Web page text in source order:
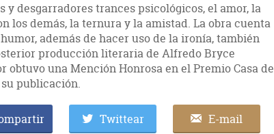
desgarradores trances psicológicos, el amor, la
los demás, la ternura y la amistad. La obra cuenta
además de hacer uso de la ironía, también
producción literaria de Alfredo Bryce
obtuvo una Mención Honrosa en el Premio Casa de
publicación.
Twittear E-mail